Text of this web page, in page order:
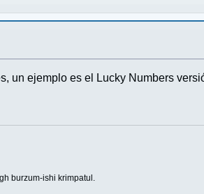
un ejemplo es el Lucky Numbers
burzum-ishi krimpatul.